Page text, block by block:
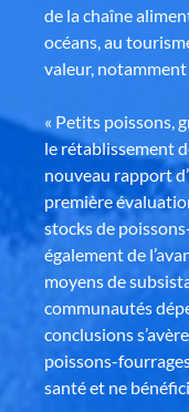
de la chaîne
océans, au
valeur,
« Petits poissons,
le rétablissement
nouveau rapport
première
stocks de
également de
moyens de
communautés
conclusions
poissons-
santé et ne